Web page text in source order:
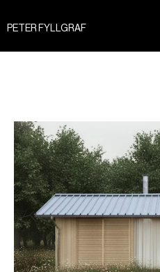
PETER FYLLGRAF